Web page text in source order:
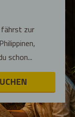
fährst zur
schon...